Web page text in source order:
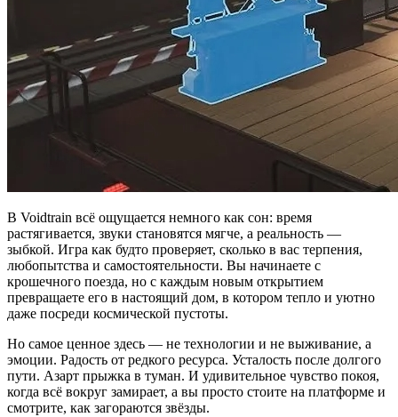
В Voidtrain всё ощущается немного как сон: время
растягивается, звуки становятся мягче, а реальность —
зыбкой. Игра как будто проверяет, сколько в вас терпения,
любопытства и самостоятельности. Вы начинаете с
крошечного поезда, но с каждым новым открытием
превращаете его в настоящий дом, в котором тепло и уютно
даже посреди космической пустоты.
Но самое ценное здесь — не технологии и не выживание, а
эмоции. Радость от редкого ресурса. Усталость после долгого
пути. Азарт прыжка в туман. И удивительное чувство покоя,
когда всё вокруг замирает, а вы просто стоите на платформе и
смотрите, как загораются звёзды.